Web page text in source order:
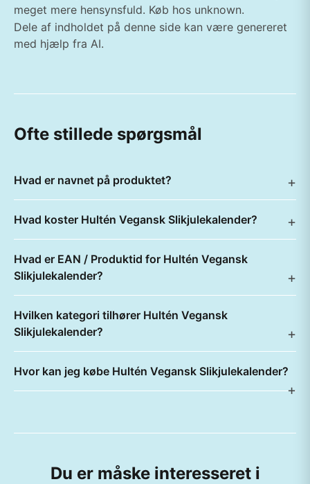
meget mere hensynsfuld. Køb hos unknown.
Dele af indholdet på denne side kan være genereret
med hjælp fra AI.
Ofte stillede spørgsmål
Hvad er navnet på produktet?
Hvad koster Hultén Vegansk Slikjulekalender?
Hvad er EAN / Produktid for Hultén Vegansk
Slikjulekalender?
Hvilken kategori tilhører Hultén Vegansk
Slikjulekalender?
Hvor kan jeg købe Hultén Vegansk Slikjulekalender?
Du er måske interesseret i